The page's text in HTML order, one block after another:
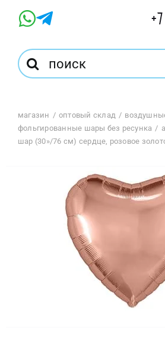
Результат
поиска:
Магазин
Оптовый Магазин
Корзина
Избранное
магазин оптовый склад
фольгированные шары без ресунка
шар (30»/76 см) сердце, розовое